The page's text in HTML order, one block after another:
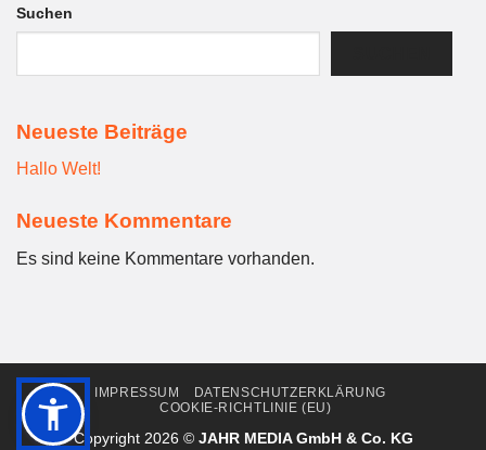
Suchen
Neueste Beiträge
Hallo Welt!
Neueste Kommentare
Es sind keine Kommentare vorhanden.
IMPRESSUM
DATENSCHUTZERKLÄRUNG
COOKIE-RICHTLINIE (EU)
Copyright 2026 © JAHR MEDIA GmbH & Co. KG